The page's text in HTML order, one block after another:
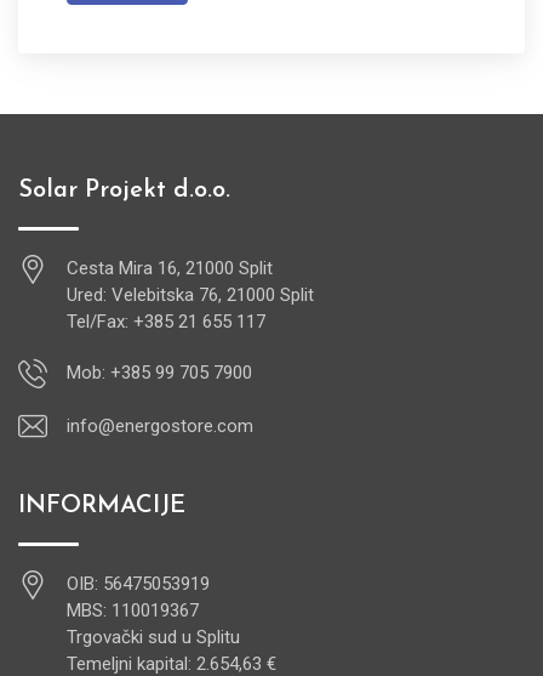
Solar Projekt d.o.o.
Cesta Mira 16, 21000 Split
Ured: Velebitska 76, 21000 Split
Tel/Fax: +385 21 655 117
Mob: +385 99 705 7900
info@energostore.com
INFORMACIJE
OIB: 56475053919
MBS: 110019367
Trgovački sud u Splitu
Temeljni kapital: 2.654,63 €